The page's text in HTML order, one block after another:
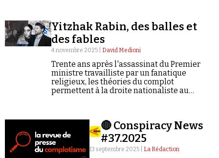
Émissions
Revues de presse
Yitzhak Rabin, des balles et
des fables
4 novembre 2025 | David Medioni
Trente ans après l'assassinat du Premier
ministre travailliste par un fanatique
religieux, les théories du complot
permettent à la droite nationaliste au
🔴 Conspiracy News
#37.2025
13 septembre 2025 | La Rédaction